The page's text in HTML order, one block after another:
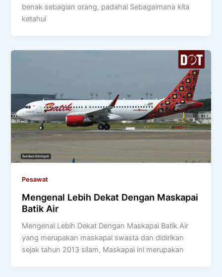
benak sebagian orang, padahal Sebagaimana kita
ketahui
Pesawat
Mengenal Lebih Dekat Dengan Maskapai
Batik Air
Mengenal Lebih Dekat Dengan Maskapai Batik Air
yang merupakan maskapai swasta dan didirikan
sejak tahun 2013 silam, Maskapai ini merupakan